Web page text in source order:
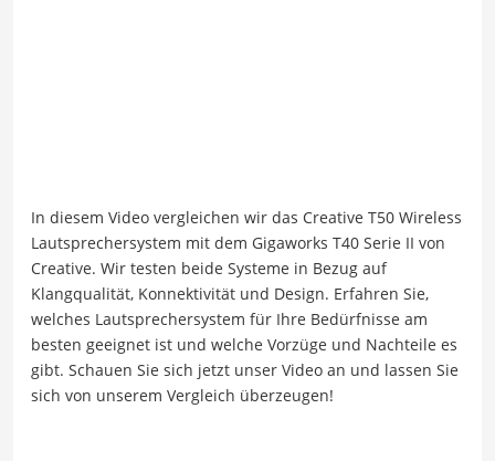
In diesem Video vergleichen wir das Creative T50 Wireless
Lautsprechersystem mit dem Gigaworks T40 Serie II von
Creative. Wir testen beide Systeme in Bezug auf
Klangqualität, Konnektivität und Design. Erfahren Sie,
welches Lautsprechersystem für Ihre Bedürfnisse am
besten geeignet ist und welche Vorzüge und Nachteile es
gibt. Schauen Sie sich jetzt unser Video an und lassen Sie
sich von unserem Vergleich überzeugen!